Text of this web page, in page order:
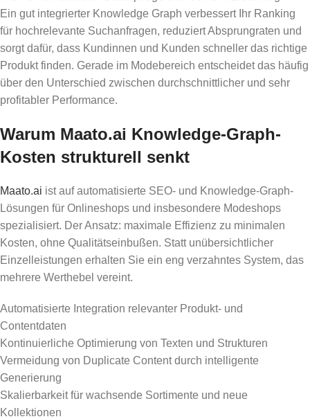
Ein gut integrierter Knowledge Graph verbessert Ihr Ranking
für hochrelevante Suchanfragen, reduziert Absprungraten und
sorgt dafür, dass Kundinnen und Kunden schneller das richtige
Produkt finden. Gerade im Modebereich entscheidet das häufig
über den Unterschied zwischen durchschnittlicher und sehr
profitabler Performance.
Warum Maato.ai Knowledge-Graph-
Kosten strukturell senkt
Maato.ai ist auf automatisierte SEO- und Knowledge-Graph-
Lösungen für Onlineshops und insbesondere Modeshops
spezialisiert. Der Ansatz: maximale Effizienz zu minimalen
Kosten, ohne Qualitätseinbußen. Statt unübersichtlicher
Einzelleistungen erhalten Sie ein eng verzahntes System, das
mehrere Werthebel vereint.
Automatisierte Integration relevanter Produkt- und
Contentdaten
Kontinuierliche Optimierung von Texten und Strukturen
Vermeidung von Duplicate Content durch intelligente
Generierung
Skalierbarkeit für wachsende Sortimente und neue
Kollektionen